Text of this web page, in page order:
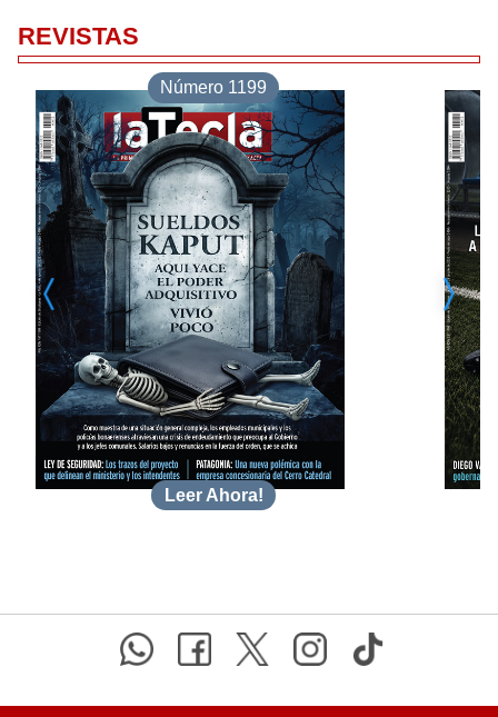
REVISTAS
Número 1199
Leer Ahora!